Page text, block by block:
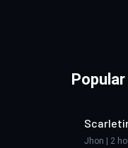
Jhon | 2